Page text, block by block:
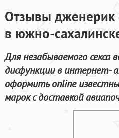
Отзывы дженерик
в южно-
Для незабываемого секса
дисфункции в интернет-
оформить online
марок с доставкой